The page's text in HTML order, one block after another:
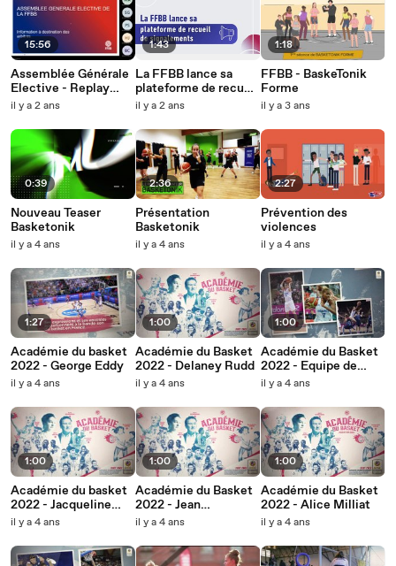
15:56
Assemblée Générale
Elective - Replay
Webinaire Arbitres
il y a 2 ans
0:39
Nouveau Teaser
Basketonik
il y a 4 ans
1:27
Académie du basket
2022 - George Eddy
il y a 4 ans
1:00
Académie du basket
2022 - Jacqueline
Cator
il y a 4 ans
1:43
La FFBB lance sa
plateforme de recueil
de signalements
il y a 2 ans
2:36
Présentation
Basketonik
il y a 4 ans
1:00
Académie du Basket
2022 - Delaney Rudd
il y a 4 ans
1:00
Académie du Basket
2022 - Jean
Donnadieu
il y a 4 ans
1:18
FFBB - BaskeTonik
Forme
il y a 3 ans
2:27
Prévention des
violences
il y a 4 ans
1:00
Académie du Basket
2022 - Equipe de
France féminine 2012
il y a 4 ans
1:00
Académie du Basket
2022 - Alice Milliat
il y a 4 ans